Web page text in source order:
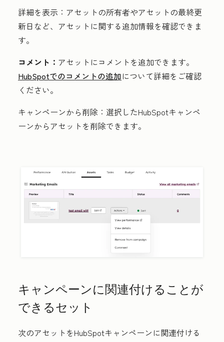
詳細を表示： アセットの所有者やアセットの最終更
新日など、アセットに関する追加情報を確認できま
す。
コメント： アセットにコメントを追加できます。
HubSpotでのコメントの追加について詳細をご確認
ください。
キャンペーンから削除： 選択したHubSpotキャンペ
ーンからアセットを削除できます。
キャンペーンに関連付けることが
できるセット
次のアセットをHubSpotキャンペーンに関連付ける